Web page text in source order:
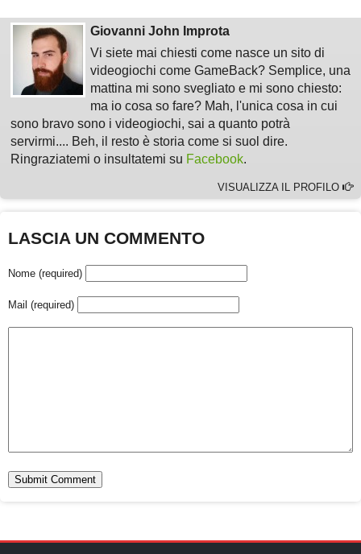
Giovanni John Improta
Vi siete mai chiesti come nasce un sito di
videogiochi come GameBack? Semplice, una
mattina mi sono svegliato e mi sono chiesto:
ma io cosa so fare? Mah, l'unica cosa in cui
sono bravo sono i videogiochi, sai a quanto potrà
servirmi.... Beh, il resto è storia come si suol dire.
Ringraziatemi o insultatemi su Facebook.
VISUALIZZA IL PROFILO
LASCIA UN COMMENTO
Nome (required)
Mail (required)